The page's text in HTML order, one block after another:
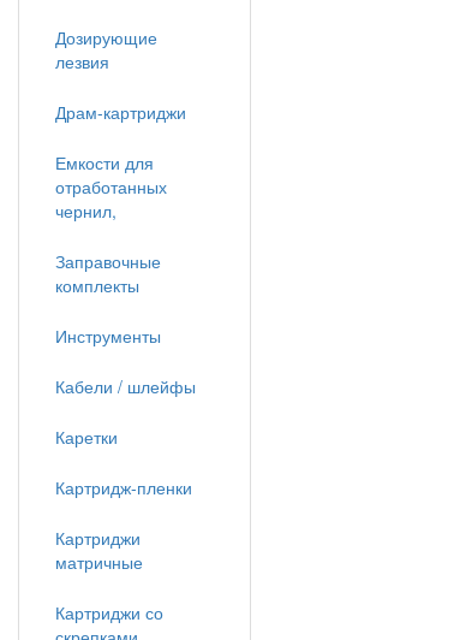
Дозирующие
лезвия
Драм-картриджи
Емкости для
отработанных
чернил,
Заправочные
комплекты
Инструменты
Кабели / шлейфы
Каретки
Картридж-пленки
Картриджи
матричные
Картриджи со